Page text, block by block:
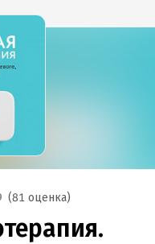
(81 оценка)